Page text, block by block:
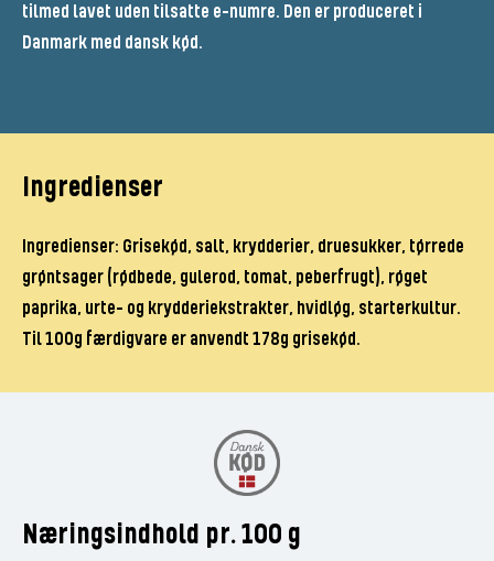
tilmed lavet uden tilsatte e-numre. Den er produceret i
Danmark med dansk kød.
Næringsindhold pr. 100 g
Ingredienser
Ingredienser: Grisekød, salt, krydderier, druesukker, tørrede
grøntsager (rødbede, gulerod, tomat, peberfrugt), røget
paprika, urte- og krydderiekstrakter, hvidløg, starterkultur.
Til 100g færdigvare er anvendt 178g grisekød.